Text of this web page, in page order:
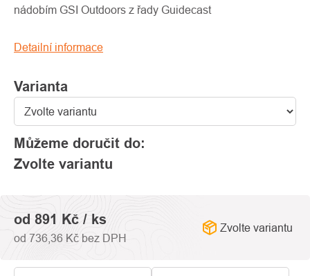
z
hvězdiček.
Varianta
Můžeme doručit do:
Zvolte variantu
nádobím GSI Outdoors z řady Guidecast
Detailní informace
od891 Kč / ks
od 736,36 Kč bez DPH
Zvolte variantu